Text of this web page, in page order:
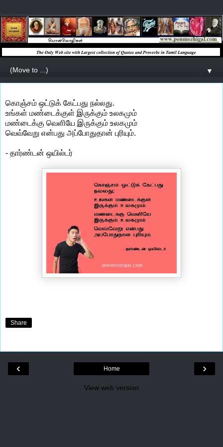
▼
கொஞ்சம் ஒட்டுக் கேட்பது நல்லது.
உங்கள் மண்டைக்குள் இருக்கும் உலகமும்
மண்டைக்கு வெளியே இருக்கும் உலகமும்
வெவ்வேறு என்பது அப்போதுதான் புரியும்.
- தார்ண்டன் ஒயில்டர்
Share
‹ ›
Home
View web version